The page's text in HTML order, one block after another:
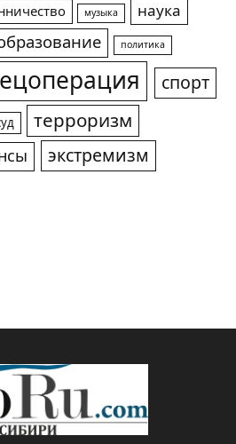
музыка
наука
политика
спорт
терроризм
экстремизм